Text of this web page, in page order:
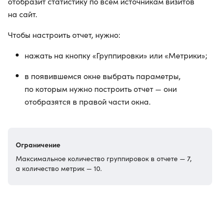
на сайт.
Чтобы настроить отчет, нужно:
нажать на кнопку «Группировки» или «Метрики»;
в появившемся окне выбрать параметры,
по которым нужно построить отчет — они
отобразятся в правой части окна.
Ограничение
Максимальное количество группировок в отчете — 7,
а количество метрик — 10.